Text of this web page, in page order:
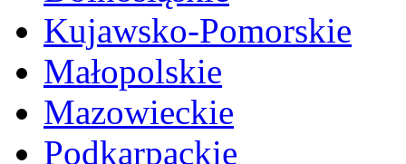
Kujawsko-Pomorskie
Małopolskie
Mazowieckie
Podkarpackie